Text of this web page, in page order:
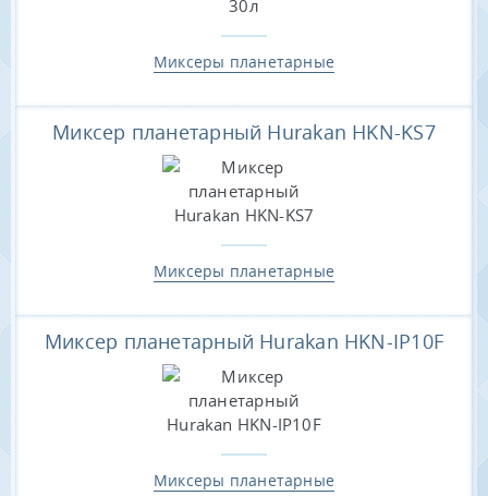
Миксеры планетарные
Миксер планетарный Hurakan HKN-KS7
Миксеры планетарные
Миксер планетарный Hurakan HKN-IP10F
Миксеры планетарные